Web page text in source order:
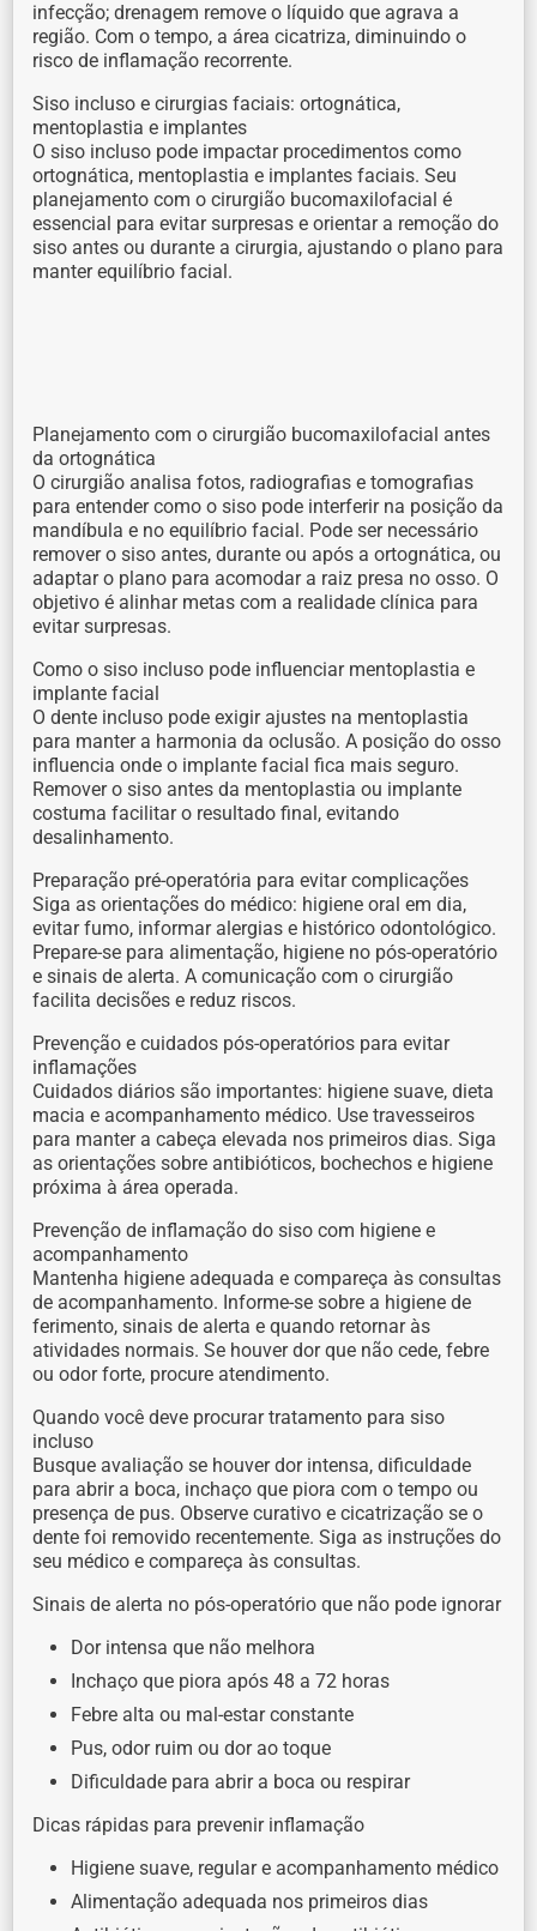
infecção; drenagem remove o líquido que agrava a
região. Com o tempo, a área cicatriza, diminuindo o
risco de inflamação recorrente.
Siso incluso e cirurgias faciais: ortognática,
mentoplastia e implantes
O siso incluso pode impactar procedimentos como
ortognática, mentoplastia e implantes faciais. Seu
planejamento com o cirurgião bucomaxilofacial é
essencial para evitar surpresas e orientar a remoção do
siso antes ou durante a cirurgia, ajustando o plano para
manter equilíbrio facial.
Planejamento com o cirurgião bucomaxilofacial antes
da ortognática
O cirurgião analisa fotos, radiografias e tomografias
para entender como o siso pode interferir na posição da
mandíbula e no equilíbrio facial. Pode ser necessário
remover o siso antes, durante ou após a ortognática, ou
adaptar o plano para acomodar a raiz presa no osso. O
objetivo é alinhar metas com a realidade clínica para
evitar surpresas.
Como o siso incluso pode influenciar mentoplastia e
implante facial
O dente incluso pode exigir ajustes na mentoplastia
para manter a harmonia da oclusão. A posição do osso
influencia onde o implante facial fica mais seguro.
Remover o siso antes da mentoplastia ou implante
costuma facilitar o resultado final, evitando
desalinhamento.
Preparação pré-operatória para evitar complicações
Siga as orientações do médico: higiene oral em dia,
evitar fumo, informar alergias e histórico odontológico.
Prepare-se para alimentação, higiene no pós-operatório
e sinais de alerta. A comunicação com o cirurgião
facilita decisões e reduz riscos.
Prevenção e cuidados pós-operatórios para evitar
inflamações
Cuidados diários são importantes: higiene suave, dieta
macia e acompanhamento médico. Use travesseiros
para manter a cabeça elevada nos primeiros dias. Siga
as orientações sobre antibióticos, bochechos e higiene
próxima à área operada.
Prevenção de inflamação do siso com higiene e
acompanhamento
Mantenha higiene adequada e compareça às consultas
de acompanhamento. Informe-se sobre a higiene de
ferimento, sinais de alerta e quando retornar às
atividades normais. Se houver dor que não cede, febre
ou odor forte, procure atendimento.
Quando você deve procurar tratamento para siso
incluso
Busque avaliação se houver dor intensa, dificuldade
para abrir a boca, inchaço que piora com o tempo ou
presença de pus. Observe curativo e cicatrização se o
dente foi removido recentemente. Siga as instruções do
seu médico e compareça às consultas.
Sinais de alerta no pós-operatório que não pode ignorar
Dor intensa que não melhora
Inchaço que piora após 48 a 72 horas
Febre alta ou mal-estar constante
Pus, odor ruim ou dor ao toque
Dificuldade para abrir a boca ou respirar
Dicas rápidas para prevenir inflamação
Higiene suave, regular e acompanhamento médico
Alimentação adequada nos primeiros dias